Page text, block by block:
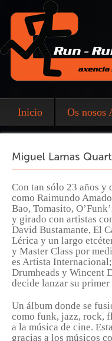
Inicio Os nosos
Con tan sólo 23 años y
como Raimundo
Bao, Tomasito,
y girado con artistas
David Bustamante, El
Lérica y un largo
y Master Class por
es Artista Internacional;
Drumheads y Wincent
decide lanzar su
Un álbum donde se
como funk, jazz, rock,
a la música de cine.
gracias a los músicos